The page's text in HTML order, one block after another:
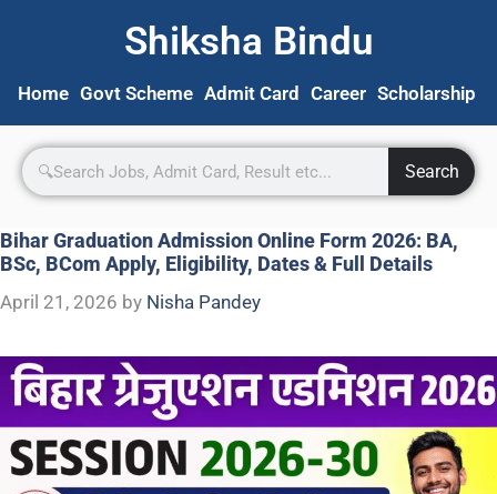
Shiksha Bindu
Home Govt Scheme Admit Card Career Scholarship
Search
Bihar Graduation Admission Online Form 2026: BA,
BSc, BCom Apply, Eligibility, Dates & Full Details
April 21, 2026 by Nisha Pandey